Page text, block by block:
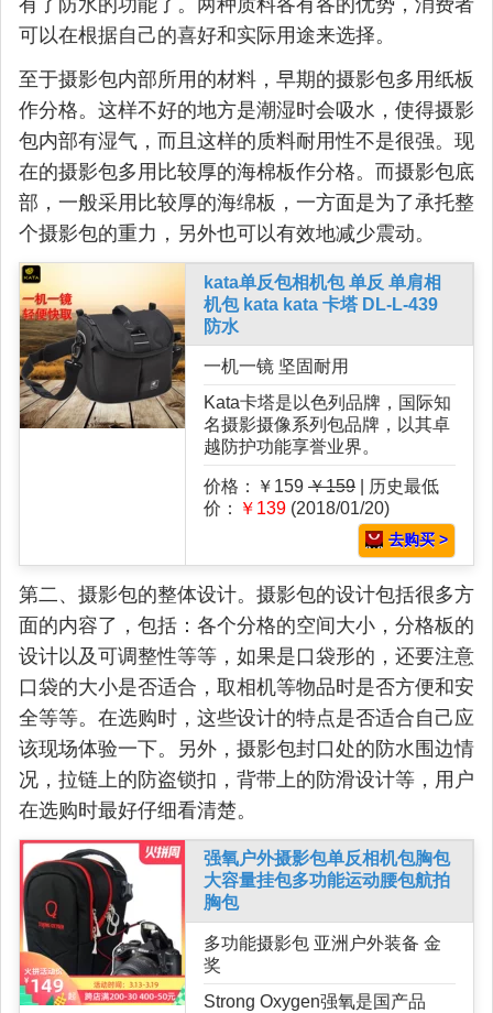
有了防水的功能了。两种质料各有各的优势，消费者
可以在根据自己的喜好和实际用途来选择。
至于摄影包内部所用的材料，早期的摄影包多用纸板
作分格。这样不好的地方是潮湿时会吸水，使得摄影
包内部有湿气，而且这样的质料耐用性不是很强。现
在的摄影包多用比较厚的海棉板作分格。而摄影包底
部，一般采用比较厚的海绵板，一方面是为了承托整
个摄影包的重力，另外也可以有效地减少震动。
kata单反包相机包 单反 单肩相
机包 kata kata 卡塔 DL-L-439
防水
一机一镜 坚固耐用
Kata卡塔是以色列品牌，国际知
名摄影摄像系列包品牌，以其卓
越防护功能享誉业界。
价格：￥159 ￥159 | 历史最低
价：
￥139 (2018/01/20)
去购买 >
第二、摄影包的整体设计。摄影包的设计包括很多方
面的内容了，包括：各个分格的空间大小，分格板的
设计以及可调整性等等，如果是口袋形的，还要注意
口袋的大小是否适合，取相机等物品时是否方便和安
全等等。在选购时，这些设计的特点是否适合自己应
该现场体验一下。另外，摄影包封口处的防水围边情
况，拉链上的防盗锁扣，背带上的防滑设计等，用户
在选购时最好仔细看清楚。
强氧户外摄影包单反相机包胸包
大容量挂包多功能运动腰包航拍
胸包
多功能摄影包 亚洲户外装备 金
奖
Strong Oxygen强氧是国产品